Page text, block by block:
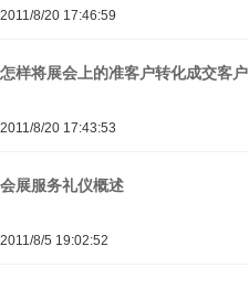
2011/8/20 17:46:59
怎样将展会上的准客户转化成交客户
2011/8/20 17:43:53
会展服务礼仪概述
2011/8/5 19:02:52